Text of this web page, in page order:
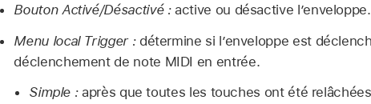
Bouton Activé/Désactivé :active ou désactive l’enveloppe.
Menu local Trigger :détermine si l’enveloppe est
déclenchement de note MIDI en entrée.
Simple :après que toutes les touches ont été